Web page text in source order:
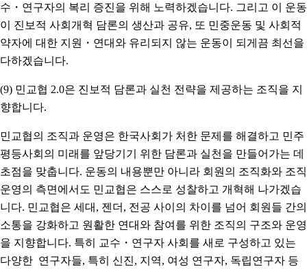
수・연구자의 복리 증진을 위해 노력하겠습니다. 그리고 이 운동
이 진보적 사회개혁 담론의 생산과 공유, 또 민중운동 및 사회적
약자에 대한 지원・연대와 유리되지 않는 운동이 되게끔 최선을
다하겠습니다.
(9) 민교협 2.0은 진보적 담론과 실천 전략을 제공하는 조직을 지
향합니다.
민교협의 조직과 운영은 한국사회가 처한 문제를 해결하고 민주
평등사회의 미래를 앞당기기 위한 담론과 실천을 만들어가는 데
초점을 맞춥니다. 운동의 내용뿐만 아니라 회원의 조직화와 조직
운영의 측면에서도 민교협은 스스로 성찰하고 개혁해 나가겠습
니다. 민교협은 세대, 젠더, 전공 사이의 차이를 넘어 회원들 간의
소통을 강화하고 원활한 연대와 참여를 위한 조직의 구조와 운영
을 지향합니다. 특히 교수・연구자 사회를 새로 구성하고 있는
다양한 연구자들, 특히 신진, 지역, 여성 연구자, 독립연구자 등